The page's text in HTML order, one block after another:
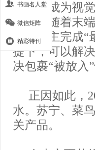
特点，成为视
保障。随着末
可以自主完成“
提下，可以解
决包裹“被放入
正因如此，
水。苏宁、菜
关产品。
书画名人堂
微信矩阵
精彩特刊